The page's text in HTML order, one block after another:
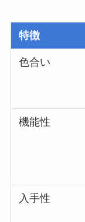
特徴
色合い
機能性
入手性